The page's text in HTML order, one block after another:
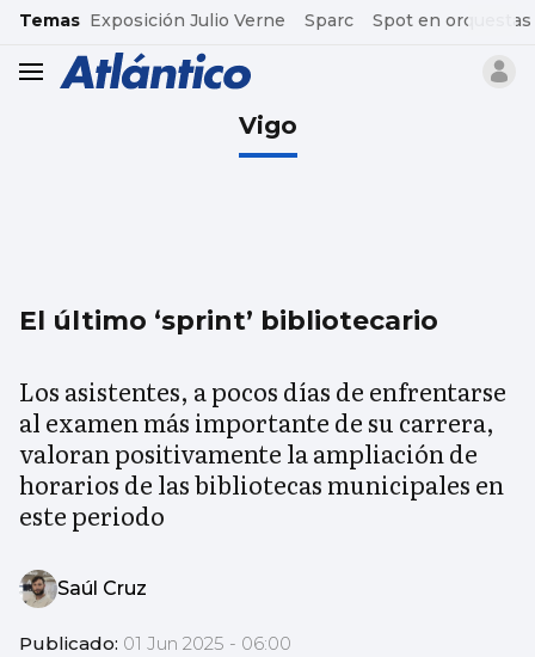
common.go-to-content
Temas Exposición Julio Verne Sparc Spot en orquestas
header.menu.open
Vigo
El último ‘sprint’ bibliotecario
Los asistentes, a pocos días de enfrentarse
al examen más importante de su carrera,
valoran positivamente la ampliación de
horarios de las bibliotecas municipales en
este periodo
Saúl Cruz
Publicado: 01 Jun 2025 - 06:00